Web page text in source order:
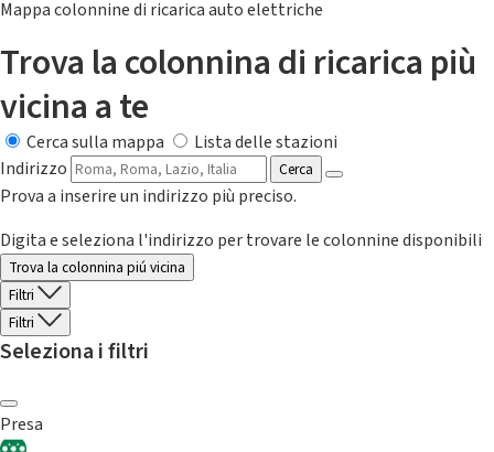
Mappa colonnine di ricarica auto elettriche
Trova la colonnina di ricarica più
vicina a te
Cerca sulla mappa
Lista delle stazioni
Indirizzo
Cerca
Prova a inserire un indirizzo più preciso.
Digita e seleziona l'indirizzo per trovare le colonnine disponibili
Trova la colonnina piú vicina
Filtri
Filtri
Seleziona i filtri
Presa